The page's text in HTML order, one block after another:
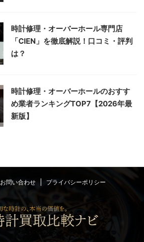
時計修理・オーバーホール専門店
「CIEN」を徹底解説！口コミ・評判
は？
時計修理・オーバーホールのおすす
め業者ランキングTOP7【2026年最
新版】
お問い合わせ プライバシーポリシー